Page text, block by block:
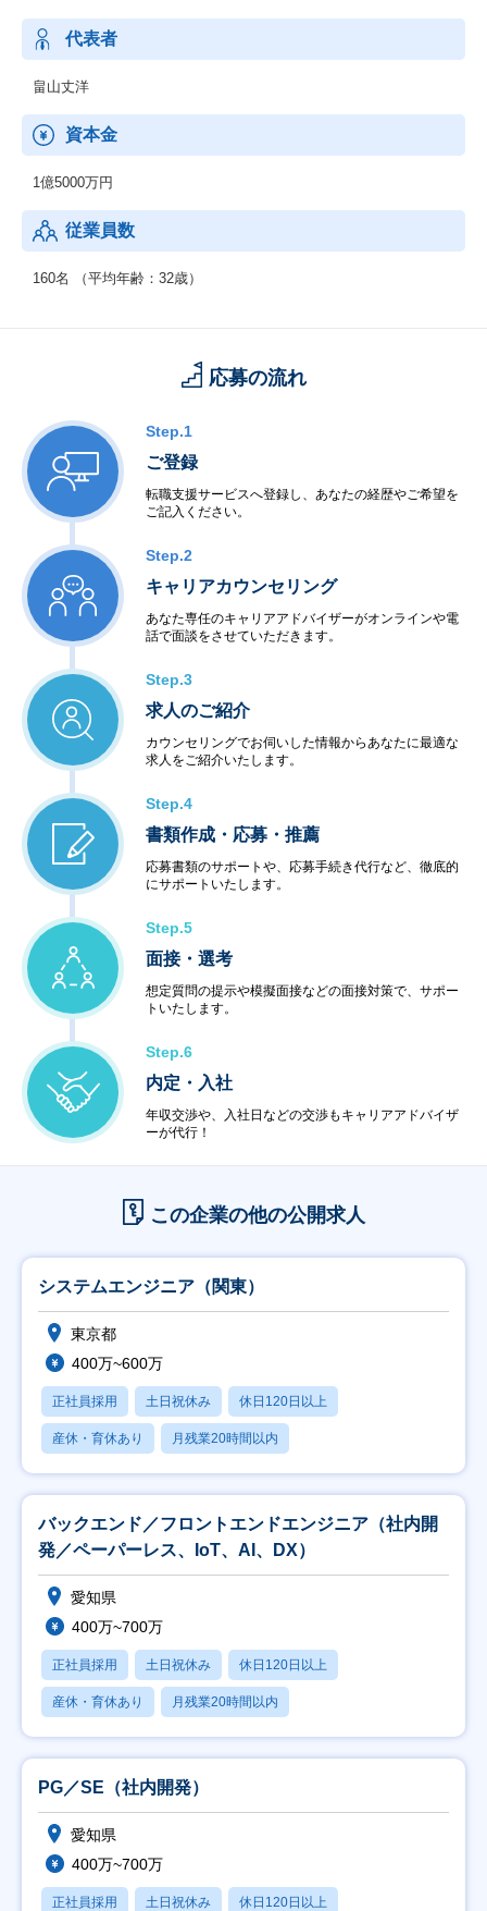
代表者
畠山丈洋
資本金
1億5000万円
従業員数
160名 （平均年齢：32歳）
応募の流れ
Step.1
ご登録
転職支援サービスへ登録し、あなたの経歴やご希望を
ご記入ください。
Step.2
キャリアカウンセリング
あなた専任のキャリアアドバイザーがオンラインや電
話で面談をさせていただきます。
Step.3
求人のご紹介
カウンセリングでお伺いした情報からあなたに最適な
求人をご紹介いたします。
Step.4
書類作成・応募・推薦
応募書類のサポートや、応募手続き代行など、徹底的
にサポートいたします。
Step.5
面接・選考
想定質問の提示や模擬面接などの面接対策で、サポー
トいたします。
Step.6
内定・入社
年収交渉や、入社日などの交渉もキャリアアドバイザ
ーが代行！
この企業の他の公開求人
システムエンジニア（関東）
東京都
400万~600万
正社員採用 土日祝休み 休日120日以上
産休・育休あり 月残業20時間以内
バックエンド／フロントエンドエンジニア（社内開
発／ペーパーレス、IoT、AI、DX）
愛知県
400万~700万
正社員採用 土日祝休み 休日120日以上
産休・育休あり 月残業20時間以内
PG／SE（社内開発）
愛知県
400万~700万
正社員採用 土日祝休み 休日120日以上